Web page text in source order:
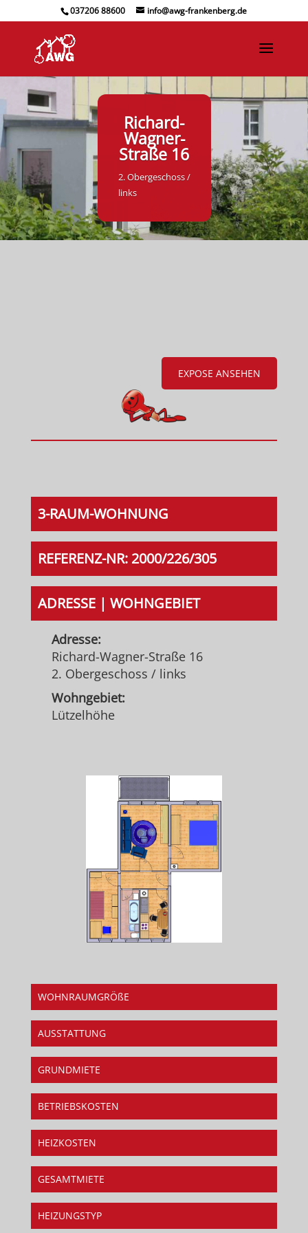
037206 88600 info@awg-frankenberg.de
Richard-
Wagner-
Straße 16
2. Obergeschoss /
links
EXPOSE ANSEHEN
3-RAUM-WOHNUNG
REFERENZ-NR: 2000/226/305
ADRESSE | WOHNGEBIET
Adresse:
Richard-Wagner-Straße 16
2. Obergeschoss / links
Wohngebiet:
Lützelhöhe
WOHNRAUMGRÖßE
AUSSTATTUNG
GRUNDMIETE
BETRIEBSKOSTEN
HEIZKOSTEN
GESAMTMIETE
HEIZUNGSTYP